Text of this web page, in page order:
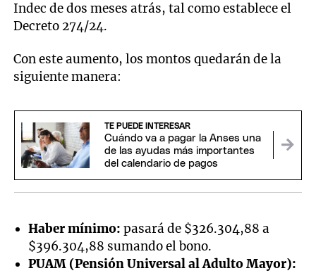
Indec de dos meses atrás, tal como establece el
Decreto 274/24.
Con este aumento, los montos quedarán de la
siguiente manera:
TE PUEDE INTERESAR
Cuándo va a pagar la Anses una
de las ayudas más importantes
del calendario de pagos
Haber mínimo: pasará de $326.304,88 a
$396.304,88 sumando el bono.
PUAM (Pensión Universal al Adulto Mayor):